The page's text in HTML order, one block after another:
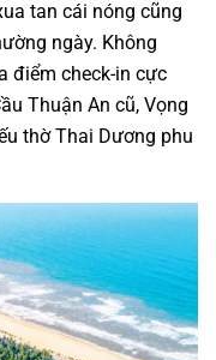
tan cái nóng cũng
ngày. Không
điểm check-in cực
Thuận An cũ, Vọng
thờ Thai Dương phu